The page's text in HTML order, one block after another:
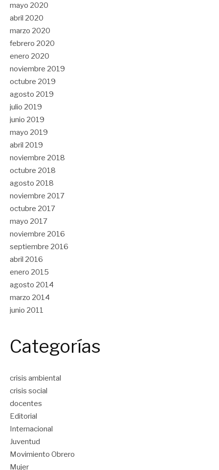
mayo 2020
abril 2020
marzo 2020
febrero 2020
enero 2020
noviembre 2019
octubre 2019
agosto 2019
julio 2019
junio 2019
mayo 2019
abril 2019
noviembre 2018
octubre 2018
agosto 2018
noviembre 2017
octubre 2017
mayo 2017
noviembre 2016
septiembre 2016
abril 2016
enero 2015
agosto 2014
marzo 2014
junio 2011
Categorías
crisis ambiental
crisis social
docentes
Editorial
Internacional
Juventud
Movimiento Obrero
Mujer